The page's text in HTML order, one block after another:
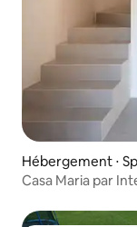
Hébergement ⋅
Casa Maria par